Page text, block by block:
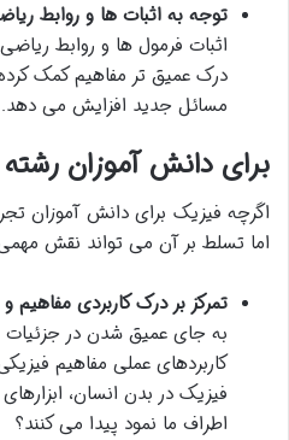
توجه به اثبات ها و روابط
اثبات فرمول ها و روابط
درک عمیق تر مفاهیم کمک
مسائل جدید افزایش می دهد.
برای دانش آموزان
اگرچه فیزیک برای دانش آموزان
اما تسلط بر آن می تواند نقش مهمی
تمرکز بر درک کاربردی مفاهیم
به جای عمیق شدن در جزئیات
کاربردهای عملی مفاهیم
فیزیک در بدن انسان،
اطراف ما نمود پیدا می کنند؟